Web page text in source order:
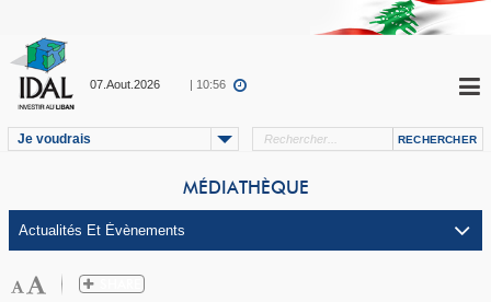
07.Aout.2026 | 10:56
Je voudrais
MÉDIATHÈQUE